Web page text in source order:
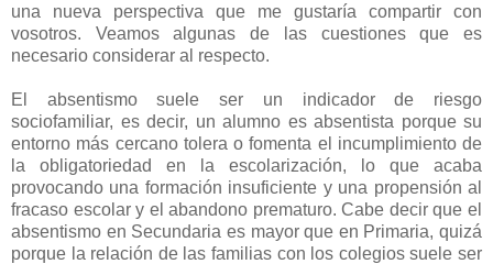
una nueva perspectiva que me gustaría compartir con
vosotros. Veamos algunas de las cuestiones que es
necesario considerar al respecto.
El absentismo suele ser un indicador de riesgo
sociofamiliar, es decir, un alumno es absentista porque su
entorno más cercano tolera o fomenta el incumplimiento de
la obligatoriedad en la escolarización, lo que acaba
provocando una formación insuficiente y una propensión al
fracaso escolar y el abandono prematuro. Cabe decir que el
absentismo en Secundaria es mayor que en Primaria, quizá
porque la relación de las familias con los colegios suele ser